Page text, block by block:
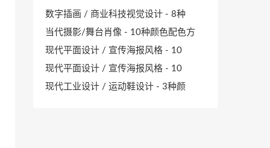
数字插画 / 商业科技视觉设计 - 8种
当代摄影/舞台肖像 - 10种颜色配色方
现代平面设计 / 宣传海报风格 - 10
现代平面设计 / 宣传海报风格 - 10
现代工业设计 / 运动鞋设计 - 3种颜